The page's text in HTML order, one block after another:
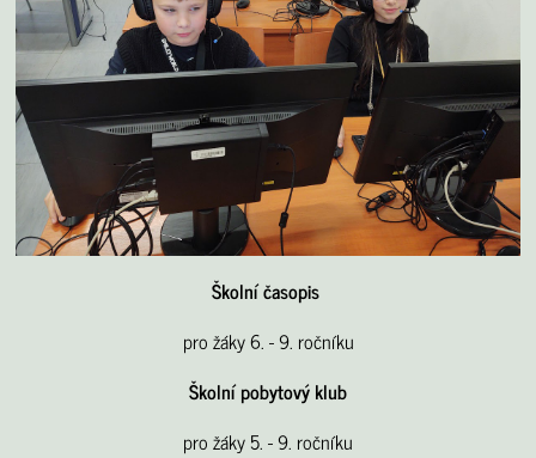
Školní časopis
pro žáky 6. - 9. ročníku
Školní pobytový klub
pro žáky 5. - 9. ročníku